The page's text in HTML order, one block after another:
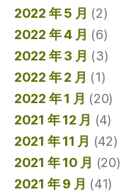
2022 年 5 月 (2)
2022 年 4 月 (6)
2022 年 3 月 (3)
2022 年 2 月 (1)
2022 年 1 月 (20)
2021 年 12 月 (4)
2021 年 11 月 (42)
2021 年 10 月 (20)
2021 年 9 月 (41)